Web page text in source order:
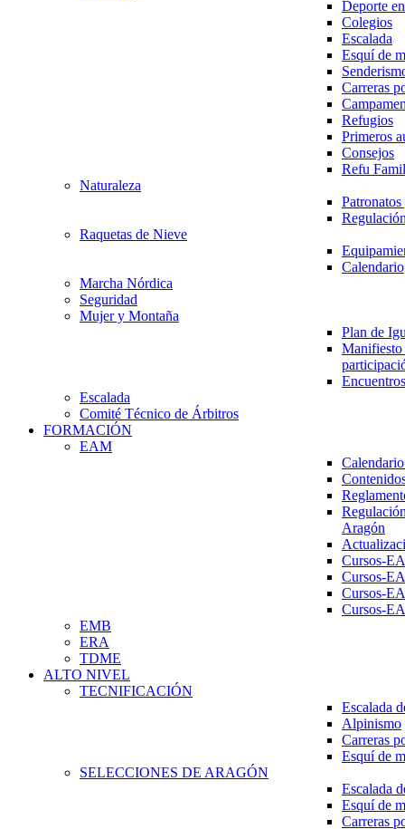
Deporte
Colegios
Escalada
Esquí de
Carreras
Refugios
Primeros
Consejos
Refu
Naturaleza
Raquetas de Nieve
Calendario
Marcha Nórdica
Seguridad
Mujer y Montaña
Plan de
Escalada
Comité Técnico de Árbitros
FORMACIÓN
EAM
Aragón
Cursos-
Cursos-
Cursos-
Cursos-
EMB
ERA
TDME
ALTO NIVEL
TECNIFICACIÓN
Escalada
Alpinismo
Carreras
Esquí de
SELECCIONES DE ARAGÓN
Escalada
Esquí de
Carreras